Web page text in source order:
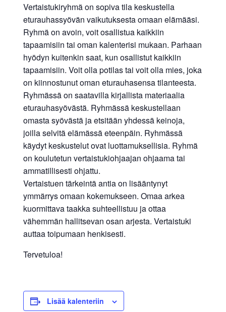
Vertaistukiryhmä on sopiva tila keskustella
eturauhassyövän vaikutuksesta omaan elämääsi.
Ryhmä on avoin, voit osallistua kaikkiin
tapaamisiin tai oman kalenterisi mukaan. Parhaan
hyödyn kuitenkin saat, kun osallistut kaikkiin
tapaamisiin. Voit olla potilas tai voit olla mies, joka
on kiinnostunut oman eturauhasensa tilanteesta.
Ryhmässä on saatavilla kirjallista materiaalia
eturauhasyövästä. Ryhmässä keskustellaan
omasta syövästä ja etsitään yhdessä keinoja,
joilla selvitä elämässä eteenpäin. Ryhmässä
käydyt keskustelut ovat luottamuksellisia. Ryhmä
on koulutetun vertaistukiohjaajan ohjaama tai
ammatillisesti ohjattu.
Vertaistuen tärkeintä antia on lisääntynyt
ymmärrys omaan kokemukseen. Omaa arkea
kuormittava taakka suhteellistuu ja ottaa
vähemmän hallitsevan osan arjesta. Vertaistuki
auttaa toipumaan henkisesti.
Tervetuloa!
Lisää kalenteriin